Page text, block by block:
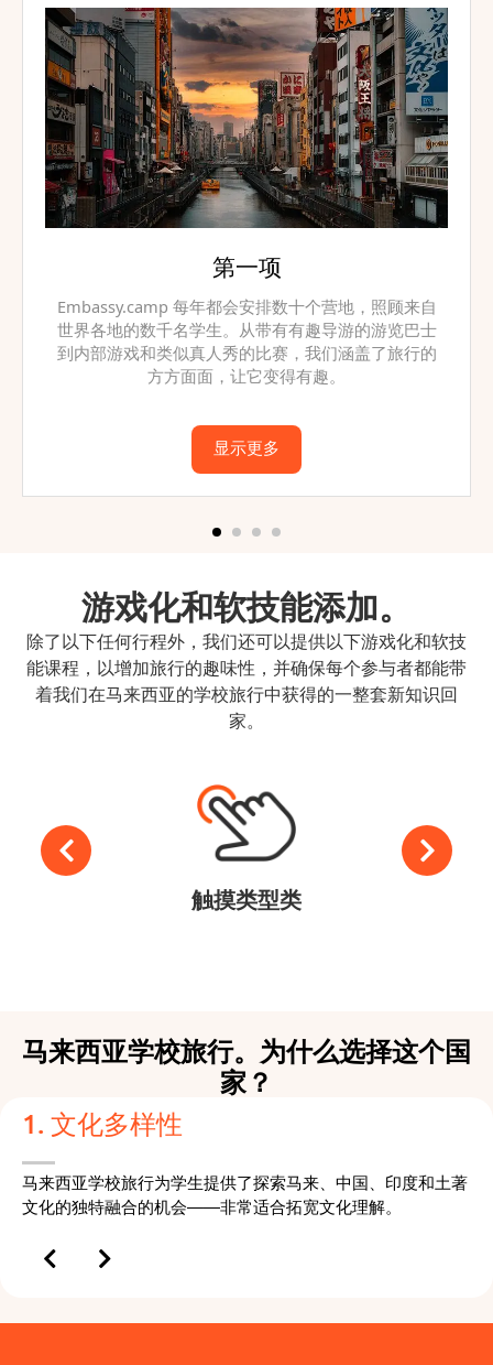
第二项
Embassy.camp 每年都会安排数十个营地，照顾来
世界各地的数千名学生。从带有有趣导游的游览巴
到内部游戏和类似真人秀的比赛，我们涵盖了旅行
方方面面，让它变得有趣。
游戏化和软技能添加。
除了以下任何行程外，我们还可以提供以下游戏化和软技
能课程，以增加旅行的趣味性，并确保每个参与者都能带
着我们在马来西亚的学校旅行中获得的一整套新知识回
家。
触摸类型类
马来西亚学校旅行。为什么选择这个国
家？
1. 文化多样性
马来西亚学校旅行为学生提供了探索马来、中国、印度和土著
文化的独特融合的机会——非常适合拓宽文化理解。